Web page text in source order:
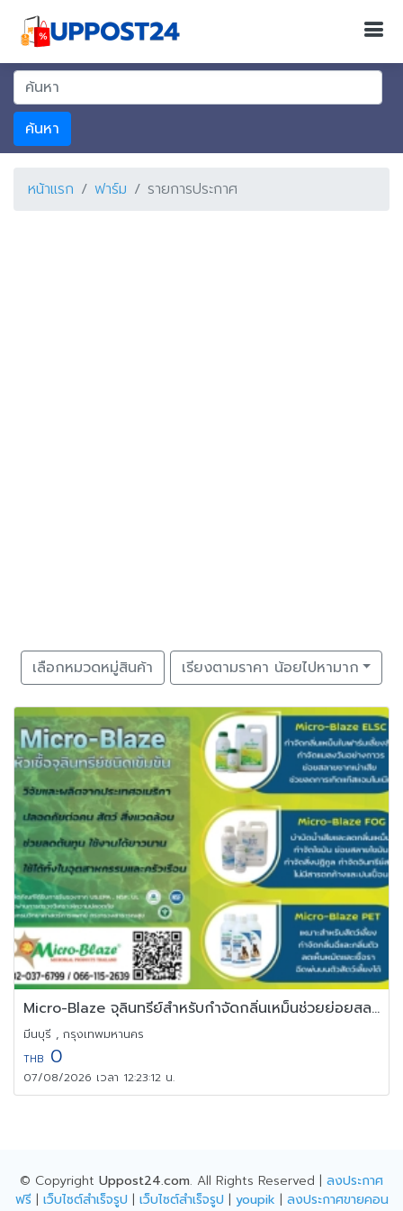
ค้นหา
หน้าแรก ฟาร์ม รายการประกาศ
เลือกหมวดหมู่สินค้า เรียงตามราคา น้อยไปหามาก
Micro-Blaze จุลินทรีย์สำหรับกำจัดกลิ่นเหม็นช่วยย่อยสลายสิ่งปฎิกูล
มีนบุรี , กรุงเทพมหานคร
THB 0
07/08/2026 เวลา 12:23:12 น.
© Copyright Uppost24.com. All Rights Reserved | ลงประกาศ
ฟรี| เว็บไซต์สำเร็จรูป | เว็บไซต์สำเร็จรูป | youpik | ลงประกาศขายคอน